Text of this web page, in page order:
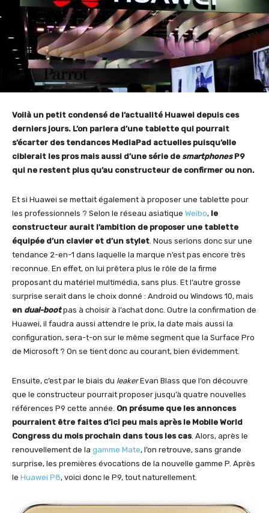
Voilà un petit condensé de l’actualité Huawei depuis ces
derniers jours. L’on parlera d’une tablette qui pourrait
s’écarter des tendances MediaPad actuelles puisqu’elle
ciblerait les pros mais aussi d’une série de smartphonesP9
qui ne restent plus qu’au constructeur de confirmer ou non.
Et si Huawei se mettait également à proposer une tablette pour
les professionnels ? Selon le réseau asiatique Weibo, le
constructeur aurait l’ambition de proposer une tablette
équipée d’un clavier et d’un stylet. Nous serions donc sur une
tendance 2-en-1 dans laquelle la marque n’est pas encore très
reconnue. En effet, on lui prêtera plus le rôle de la firme
proposant du matériel multimédia, sans plus. Et l’autre grosse
surprise serait dans le choix donné : Android ou Windows 10, mais
en dual-boot pas à choisir à l’achat donc. Outre la confirmation de
Huawei, il faudra aussi attendre le prix, la date mais aussi la
configuration, sera-t-on sur le même segment que la Surface Pro
de Microsoft ? On se tient donc au courant, bien évidemment.
Ensuite, c’est par le biais du leakerEvan Blass que l’on découvre
que le constructeur pourrait proposer jusqu’à quatre nouvelles
références P9 cette année. On présume que les annonces
pourraient être faites d’ici peu mais après le Mobile World
Congress du mois prochain dans tous les cas. Alors, après le
renouvellement de la gamme Mate, l’on retrouve, sans grande
surprise, les premières évocations de la nouvelle gamme P. Après
le Huawei P8, voici donc le P9, tout naturellement.